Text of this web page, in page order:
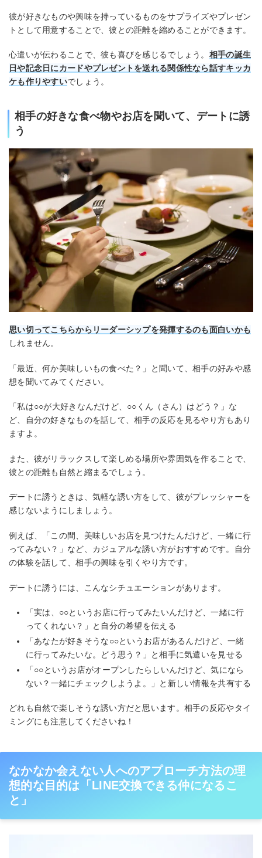
彼が好きなものや興味を持っているものをサプライズやプレゼン
トとして用意することで、彼との距離を縮めることができます。
心遣いが伝わることで、彼も喜びを感じるでしょう。 相手の誕生
日や記念日にカードやプレゼントを送れる関係性なら話すキッカ
ケも作りやすいでしょう。
相手の好きな食べ物やお店を聞いて、デートに誘
う
思い切ってこちらからリーダーシップを発揮するのも面白いかも
しれません。
「最近、何か美味しいもの食べた？」と聞いて、相手の好みや感
想を聞いてみてください。
「私は○○が大好きなんだけど、○○くん（さん）はどう？」な
ど、自分の好きなものを話して、相手の反応を見るやり方もあり
ますよ。
また、彼がリラックスして楽しめる場所や雰囲気を作ることで、
彼との距離も自然と縮まるでしょう。
デートに誘うときは、気軽な誘い方をして、彼がプレッシャーを
感じないようにしましょう。
例えば、「この間、美味しいお店を見つけたんだけど、一緒に行
ってみない？」など、カジュアルな誘い方がおすすめです。自分
の体験を話して、相手の興味を引くやり方です。
デートに誘うには、こんなシチュエーションがあります。
「実は、○○というお店に行ってみたいんだけど、一緒に行
ってくれない？」と自分の希望を伝える
「あなたが好きそうな○○というお店があるんだけど、一緒
に行ってみたいな。どう思う？」と相手に気遣いを見せる
「○○というお店がオープンしたらしいんだけど、気になら
ない？一緒にチェックしようよ。」と新しい情報を共有する
どれも自然で楽しそうな誘い方だと思います。相手の反応やタイ
ミングにも注意してくださいね！
なかなか会えない人へのアプローチ方法の理
想的な目的は「LINE交換できる仲になるこ
と」